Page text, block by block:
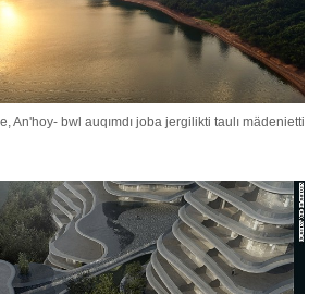
An'hoy- bwl auqımdı joba jergilikti taulı mädenietti